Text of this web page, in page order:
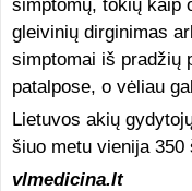
simptomų, tokių kaip
gleivinių dirginimas
simptomai iš pradžių
patalpose, o vėliau
Lietuvos akių
šiuo metu vienija
vlmedicina.lt